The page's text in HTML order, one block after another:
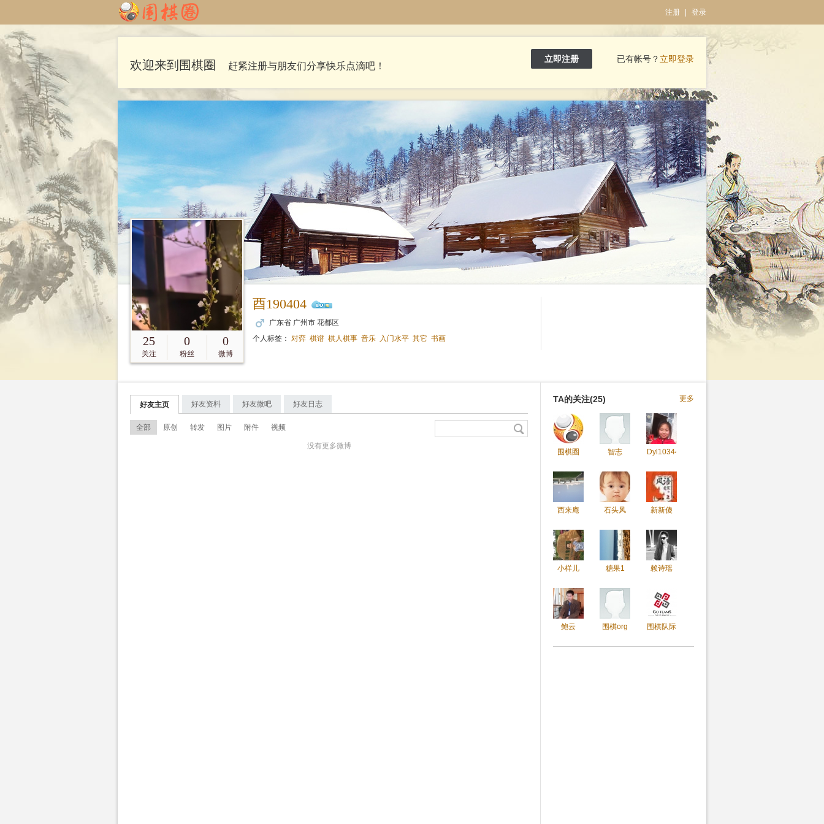
注册 登录
立即注册 已有帐号？ 立即登录
欢迎来到围棋圈 赶紧注册与朋友们分享快乐点滴吧！
25
关注
0
粉丝
0
微博
酉190404
广东省 广州市 花都区
个人标签： 对弈 棋谱 棋人棋事 音乐 入门水平 其它 书画
更多
TA的关注(25)
围棋圈 智志 Dyl10344
西来庵 石头风 新新傻
小样儿 糖果1 赖诗瑶
鲍云 围棋org 围棋队际
好友主页 好友资料 好友微吧 好友日志
全部 原创 转发 图片 附件 视频
没有更多微博